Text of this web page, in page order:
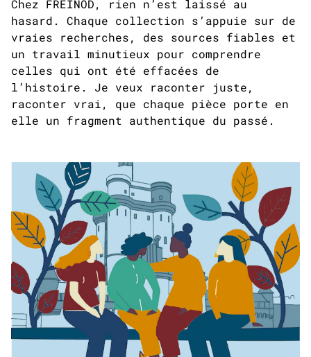
Chez FREINOD, rien n’est laissé au
hasard. Chaque collection s’appuie sur de
vraies recherches, des sources fiables et
un travail minutieux pour comprendre
celles qui ont été effacées de
l’histoire. Je veux raconter juste,
raconter vrai, que chaque pièce porte en
elle un fragment authentique du passé.